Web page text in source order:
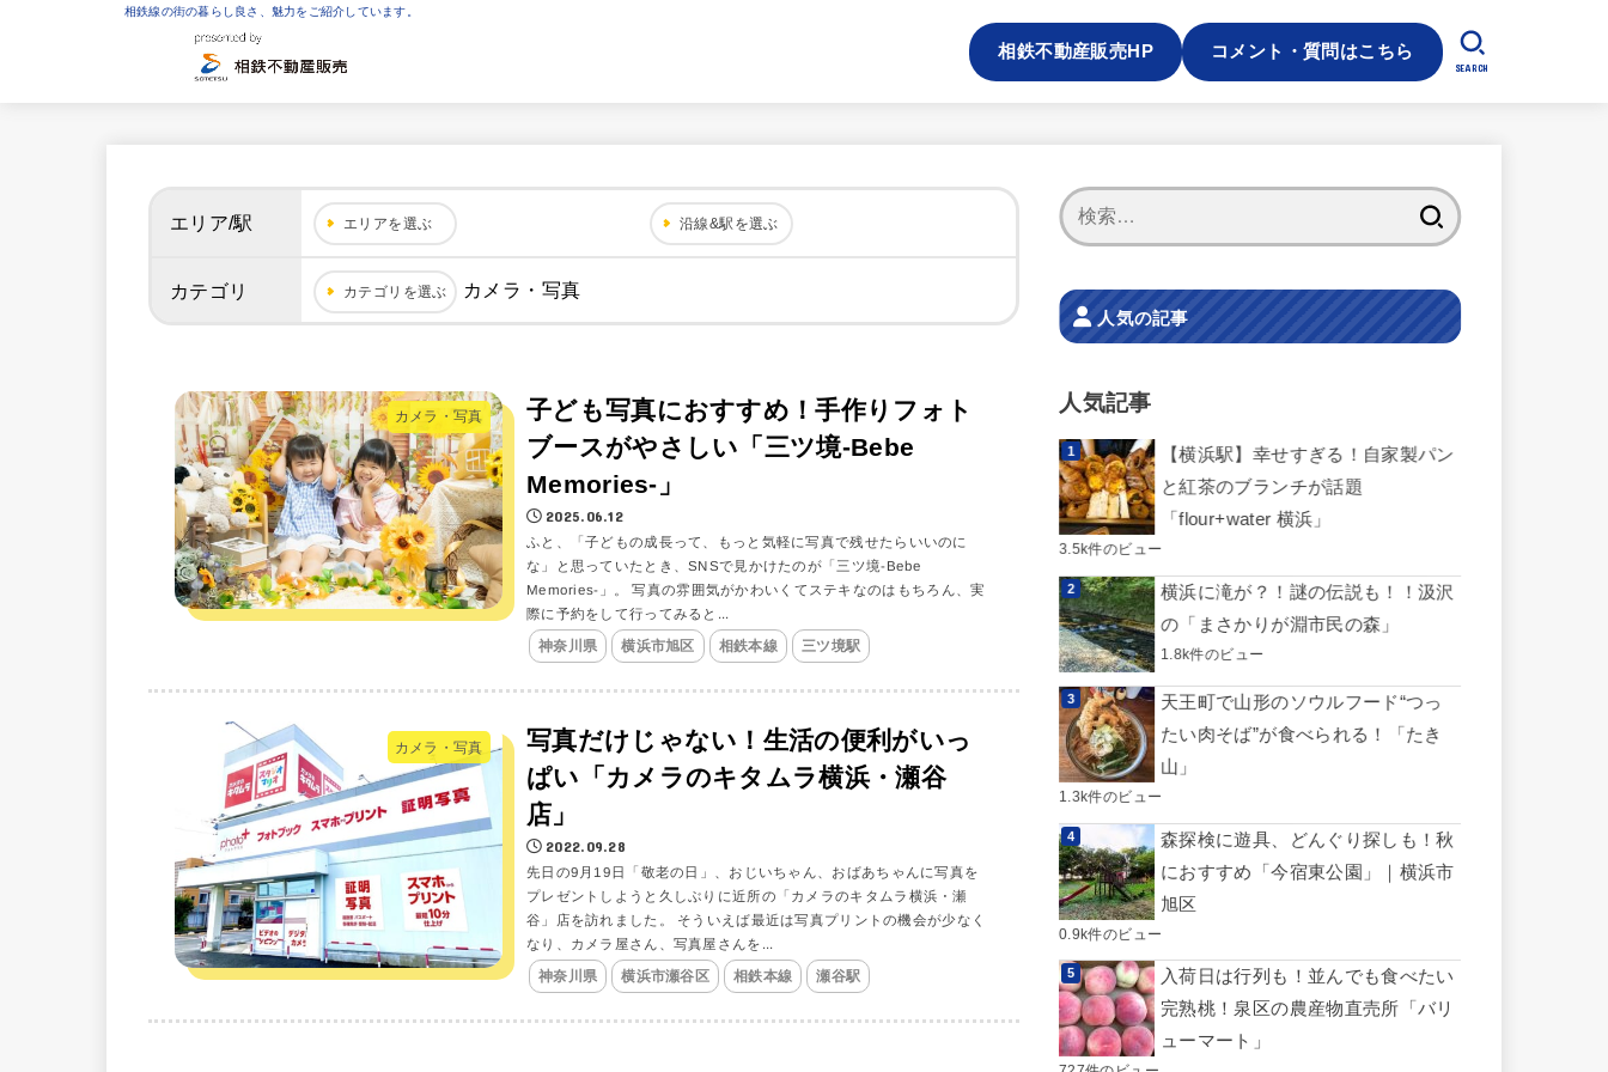
相鉄線の街の暮らし良さ、魅力をご紹介しています。
相鉄不動産販売HP コメント・質問はこちら
SEARCH
エリア/駅 エリアを選ぶ 沿線&駅を選ぶ
カテゴリ カテゴリを選ぶ カメラ・写真
カメラ・写真
子ども写真におすすめ！手作りフォト
ブースがやさしい「三ツ境-Bebe
Memories-」
2025.06.12
ふと、「子どもの成長って、もっと気軽に写真で残せたらいいのに
な」と思っていたとき、SNSで見かけたのが「三ツ境-Bebe
Memories-」。 写真の雰囲気がかわいくてステキなのはもちろん、実
際に予約をして行ってみると...
神奈川県 横浜市旭区 相鉄本線 三ツ境駅
カメラ・写真
写真だけじゃない！生活の便利がいっ
ぱい「カメラのキタムラ横浜・瀬谷
店」
2022.09.28
先日の9月19日「敬老の日」、おじいちゃん、おばあちゃんに写真を
プレゼントしようと久しぶりに近所の「カメラのキタムラ横浜・瀬
谷」店を訪れました。 そういえば最近は写真プリントの機会が少なく
なり、カメラ屋さん、写真屋さんを...
神奈川県 横浜市瀬谷区 相鉄本線 瀬谷駅
人気の記事
人気記事
【横浜駅】幸せすぎる！自家製パン
と紅茶のブランチが話題
「flour+water 横浜」
3.5k件のビュー
横浜に滝が？！謎の伝説も！！汲沢
の「まさかりが淵市民の森」
1.8k件のビュー
天王町で山形のソウルフード“つっ
たい肉そば”が食べられる！「たき
山」
1.3k件のビュー
森探検に遊具、どんぐり探しも！秋
におすすめ「今宿東公園」｜横浜市
旭区
0.9k件のビュー
入荷日は行列も！並んでも食べたい
完熟桃！泉区の農産物直売所「バリ
ューマート」